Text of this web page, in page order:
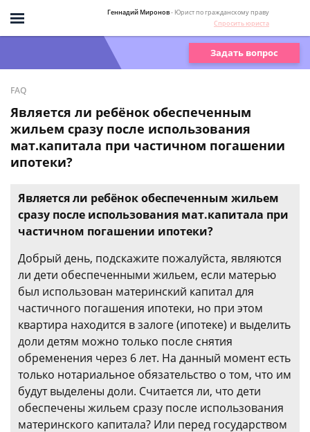
Геннадий Миронов- Юрист по гражданскому праву
Спросить юриста
Задать вопрос
FAQ
Является ли ребёнок обеспеченным
жильем сразу после использования
мат.капитала при частичном погашении
ипотеки?
Является ли ребёнок обеспеченным жильем
сразу после использования мат.капитала при
частичном погашении ипотеки?
Добрый день, подскажите пожалуйста, являются
ли дети обеспеченными жильем, если матерью
был использован материнский капитал для
частичного погашения ипотеки, но при этом
квартира находится в залоге (ипотеке) и выделить
доли детям можно только после снятия
обременения через 6 лет. На данный момент есть
только нотариальное обязательство о том, что им
будут выделены доли. Считается ли, что дети
обеспечены жильем сразу после использования
материнского капитала? Или перед государством